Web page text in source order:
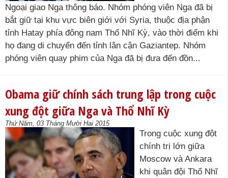
Ngoại giao Nga thông báo. Nhóm phóng viên Nga đã bị
bắt giữ tại khu vực biên giới với Syria, thuộc địa phận
tỉnh Hatay phía đông nam Thổ Nhĩ Kỳ, vào thời điểm khi
họ đang di chuyển đến tỉnh lân cận Gaziantep. Nhóm
phóng viên quay phim của Nga đã bị đưa đến đồn...
Obama giữ chính sách trung lập trong cuộc
xung đột giữa Nga và Thổ Nhĩ Kỳ
Thứ Năm, 03 Tháng Mười Hai 2015
Trong cuộc xung đột
chính trị lớn giữa
Moscow và Ankara
khi quân đội Thổ Nhĩ